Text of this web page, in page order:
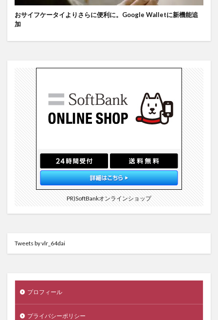
おサイフケータイよりさらに便利に。Google Walletに新機能追
加
PR)SoftBankオンラインショップ
Tweets by vlr_64dai
プロフィール
プライバシーポリシー